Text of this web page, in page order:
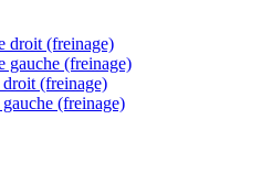
droit (freinage)
gauche (freinage)
(freinage)
(freinage)